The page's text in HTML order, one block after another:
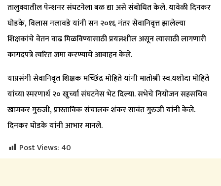
तालुक्यातील पेन्शनर संघटनेला बळ द्या असे संबोधित केले. यावेळी दिनकर
घोडके, विलास नलावडे यांनी सन २०१६ नंतर सेवानिवृत्त झालेल्या
शिक्षकांचे वेतन वाढ मिळविण्यासाठी प्रयत्नशील असून त्यासाठी लागणारी
कागदपत्रे त्वरित जमा करण्याचे आवाहन केले.
याप्रसंगी सेवानिवृत शिक्षक मच्छिंद्र मोहिते यांनी मातोश्री स्व.यशोदा मोहिते
यांच्या स्मरणार्थ २० खुर्च्या संघटनेस भेट दिल्या. सभेचे नियोजन सहसचिव
खामकर गुरुजी, प्रास्ताविक संचालक शंकर सावंत गुरुजी यांनी केले.
दिनकर घोडके यांनी आभार मानले.
Post Views: 40